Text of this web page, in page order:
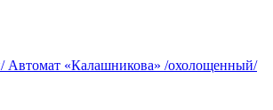
Автомат «Калашникова» /охолощенный/